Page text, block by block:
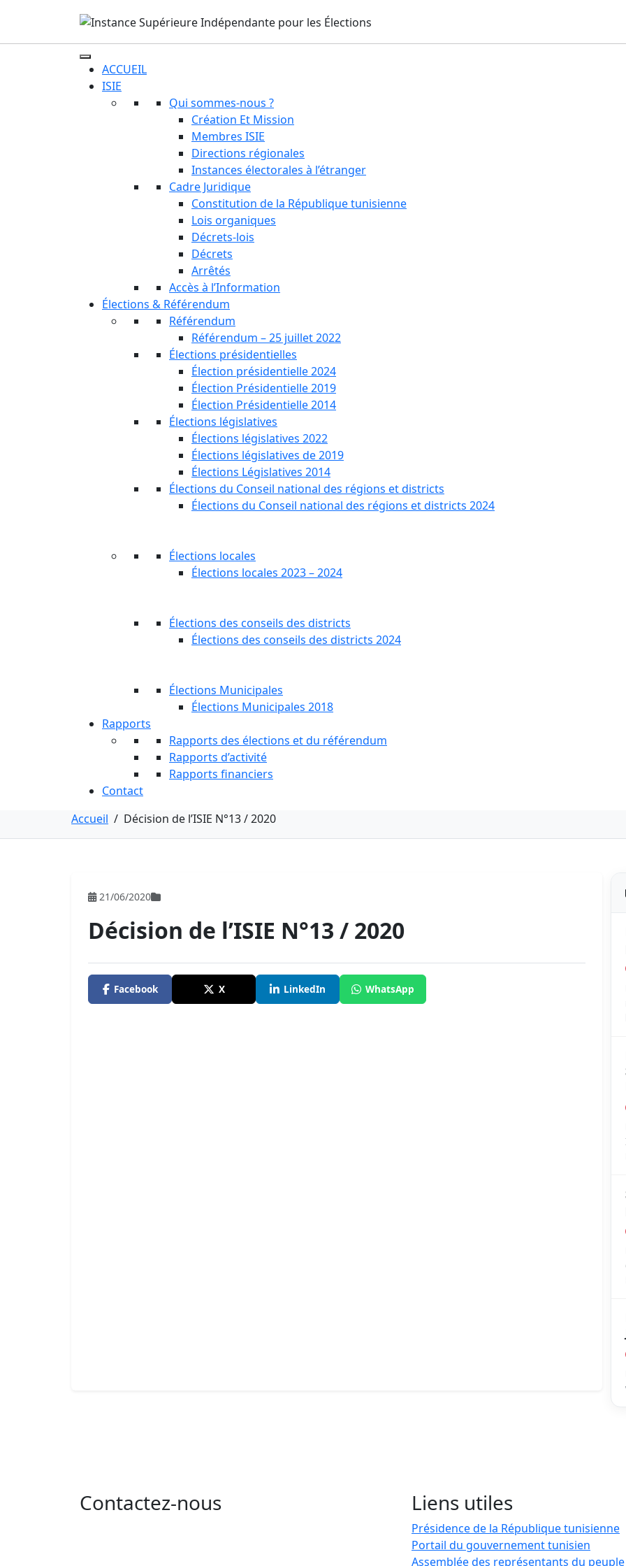
ACCUEIL
ISIE
Qui sommes-nous ?
Création Et Mission
Membres ISIE
Directions régionales
Instances électorales à l’étranger
Cadre Juridique
Constitution de la République tunisienne
Lois organiques
Décrets-lois
Décrets
Arrêtés
Accès à l’Information
Élections & Référendum
Référendum
Référendum – 25 juillet 2022
Élections présidentielles
Élection présidentielle 2024
Élection Présidentielle 2019
Élection Présidentielle 2014
Élections législatives
Élections législatives 2022
Élections législatives de 2019
Élections Législatives 2014
Élections du Conseil national des régions et districts
Élections du Conseil national des régions et districts 2024
Élections locales
Élections locales 2023 – 2024
Élections des conseils des districts
Élections des conseils des districts 2024
Élections Municipales
Élections Municipales 2018
Rapports
Rapports des élections et du référendum
Rapports d’activité
Rapports financiers
Contact
Accueil / Décision de l’ISIE N°13 / 2020
21/06/2020
Décision de l’ISIE N°13 / 2020
Facebook X LinkedIn WhatsApp
Contactez-nous Liens utiles
Présidence de la République tunisienne
Portail du gouvernement tunisien
Assemblée des représentants du peuple